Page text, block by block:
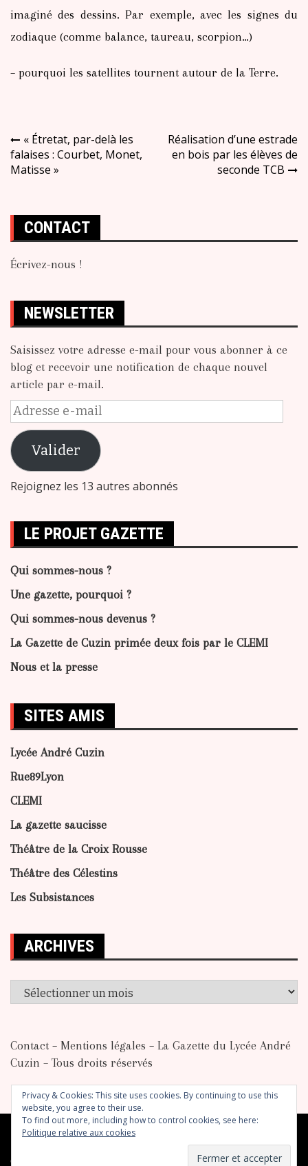
imaginé des dessins. Par exemple, avec les signes du
zodiaque (comme balance, taureau, scorpion…)
– pourquoi les satellites tournent autour de la Terre.
Navigation
de
« Étretat, par-delà les
falaises : Courbet, Monet,
Matisse »
Réalisation d’une estrade
en bois par les élèves de
seconde TCB
CONTACT
Écrivez-nous !
NEWSLETTER
Saisissez votre adresse e-mail pour vous abonner à ce
blog et recevoir une notification de chaque nouvel
article par e-mail.
Adresse
e-
mail
Valider
Rejoignez les 13 autres abonnés
LE PROJET GAZETTE
Qui sommes-nous ?
Une gazette, pourquoi ?
Qui sommes-nous devenus ?
La Gazette de Cuzin primée deux fois par le CLEMI
Nous et la presse
SITES AMIS
Lycée André Cuzin
Rue89Lyon
CLEMI
La gazette saucisse
Théâtre de la Croix Rousse
Théâtre des Célestins
Les Subsistances
ARCHIVES
Archives
Contact – Mentions légales – La Gazette du Lycée André
Cuzin – Tous droits réservés
Copyright © 2026 La Gazette du LP André Cuzin. All
Privacy & Cookies: This site uses cookies. By continuing to use this
website, you agree to their use.
To find out more, including how to control cookies, see here:
Politique relative aux cookies